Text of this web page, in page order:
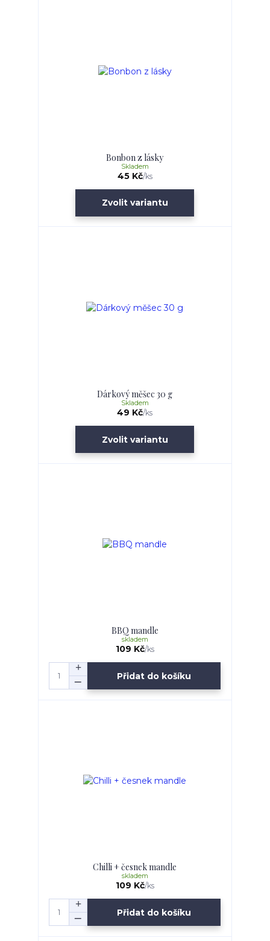
Bonbon z lásky
45 Kč/ks
Skladem
Zvolit variantu
Dárkový měšec 30 g
49 Kč/ks
Skladem
Zvolit variantu
BBQ mandle
109 Kč/ks
skladem
Přidat do košíku
Chilli + česnek mandle
109 Kč/ks
skladem
Přidat do košíku